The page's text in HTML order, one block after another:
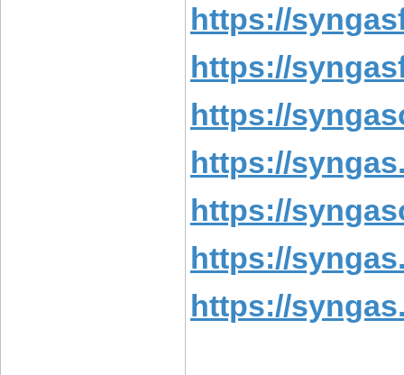
https://
https://
https://
https://
https://
https://
https://